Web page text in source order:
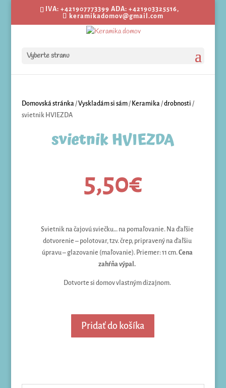
IVA: +421907773399 ADA: +421903325516,
keramikadomov@gmail.com
Vyberte stranu
Domovská stránka /Vyskladám si sám/ Keramika /drobnosti /
svietnik HVIEZDA
svietnik HVIEZDA
5,50€
Svietnik na čajovú sviečku… na pomaľovanie. Na ďaľšie
dotvorenie – polotovar, tzv. črep, pripravený na ďaľšiu
úpravu – glazovanie (maľovanie). Priemer: 11 cm.Cena
zahŕňa výpal.
Dotvorte si domov vlastným dizajnom.
Pridať do košíka